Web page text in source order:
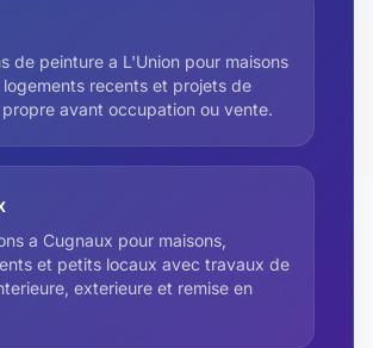
de peinture a L'Union pour maisons
logements recents et projets de
propre avant occupation ou vente.
a Cugnaux pour maisons,
et petits locaux avec travaux de
exterieure et remise en